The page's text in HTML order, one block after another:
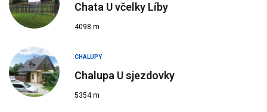
Chata U včelky Líby
4098 m
CHALUPY
Chalupa U sjezdovky
5354 m